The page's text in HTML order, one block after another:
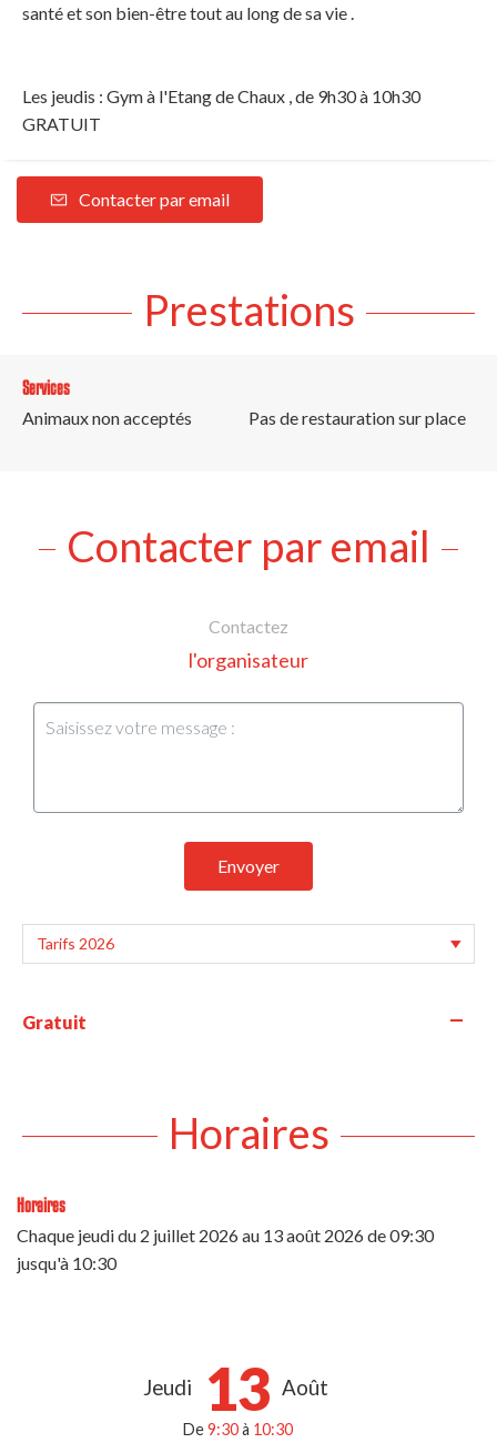
santé et son bien-être tout au long de sa vie .
Les jeudis : Gym à l'Etang de Chaux , de 9h30 à 10h30
GRATUIT
Contacter par email
Prestations
Services
Animaux non acceptés
Pas de restauration sur place
Contacter par email
Contactez
l'organisateur
Envoyer
Gratuit —
Horaires
Horaires
Chaque jeudi du 2 juillet 2026au 13 août 2026de 09:30
jusqu'à 10:30
Jeudi 13 Août
De9:30à 10:30